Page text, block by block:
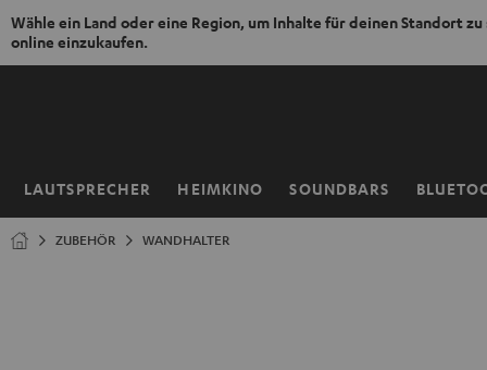
Wähle ein Land oder eine Region, um Inhalte für deinen Standort zu
online einzukaufen.
ZUM
LAUTSPRECHER HEIMKINO SOUNDBARS
Startseite
ZUBEHÖR WANDHALTER